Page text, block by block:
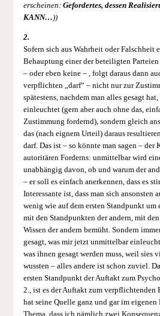
erscheinen: Gefordertes, dessen
KANN…))
2.
Sofern sich aus Wahrheit oder Falschheit
Behauptung einer der beteiligten
– oder eben keine – , folgt daraus dann
verpflichten „darf“ – nicht nur zur
spätestens, nachdem man alles gesagt
einleuchtet (gern aber auch ohne das,
Zustimmung fordernd), sondern gleich
das (nach eignem Urteil) daraus
darf. Das ist – so könnte man sagen – der
autoritären Forderns: unmittelbar wird
unabhängig davon, ob und warum der
– er soll es einfach anerkennen, dass es
Interessante ist, dass man sich ansonsten
wenig wie auf dem ersten Standpunkt
mit den Standpunkten der andern, mit
Wissen der andern bemüht. Sondern
gesagt, was mir jetzt unmittelbar
was ihnen gesagt werden muss, weil sies
wussten – alles andere ist schon zuviel.
ersten Standpunkt der Auftakt zum
2., ist es der Auftakt zum verpflichtenden
hat seine Quelle ganz und gar im
Thema, dass ich nämlich zwei